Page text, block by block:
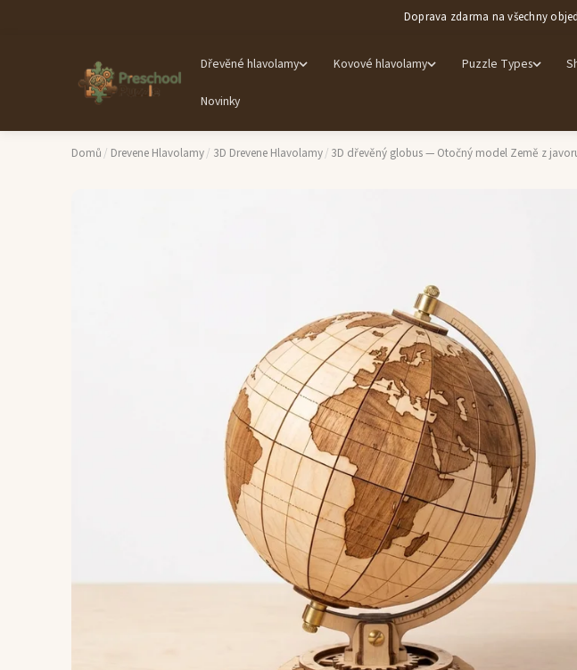
Doprava zdarma na všechny
Dřevěné hlavolamy Kovové hlavolamy Puzzle Types
Novinky
Domů / Drevene Hlavolamy/ 3D Drevene Hlavolamy/ 3D dřevěný globus — Otočný model Země z